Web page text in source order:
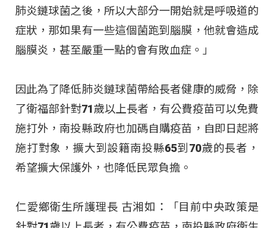
肺炎鏈球菌之後，所以大部分一開始就是呼吸道的
症狀，那如果有一些這個菌跑到腦膜，他就會造成
腦膜炎，甚至嚴重一點的會有敗血症。」
因此為了降低肺炎鏈球菌帶給長者健康的威脅，除
了衛福部針對71歲以上長者，有公費疫苗可以免費
施打外，南投縣政府也加碼自購疫苗，自即日起將
施打對象，擴大到設籍南投縣65到70歲的長者，
希望擴大保護外，也降低民眾負擔。
仁愛鄉衛生所護理長 古湘如：「目前中央政策是